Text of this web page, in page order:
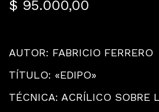
$ 95.000,00
AUTOR: FABRICIO FERRERO
TÍTULO: «EDIPO»
TÉCNICA: ACRÍLICO SOBRE